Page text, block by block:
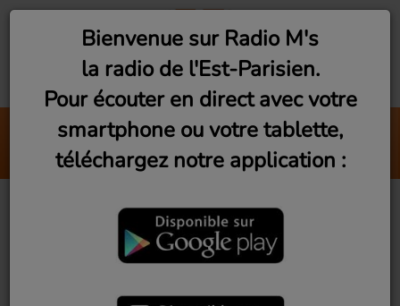
T'es Beau
The Doug
Exil, d'une voix à l'autre
#5 - Les frontières
françaises
Bienvenue sur Radio M's
la radio de l'Est-Parisien.
Pour écouter en direct avec votre
smartphone ou votre tablette,
téléchargez notre application :